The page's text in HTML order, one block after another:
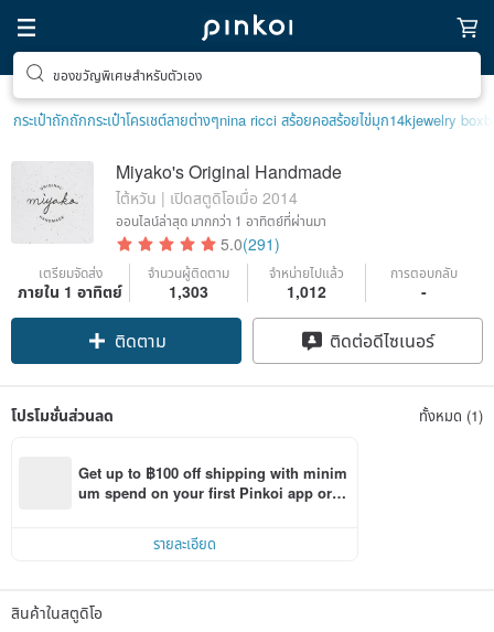
ของขวัญพิเศษสำหรับตัวเอง
กระเป๋าถักถักกระเป๋าโครเชต์ลายต่างๆnina ricci สร้อยคอสร้อยไข่มุก14kjewelry box
Miyako's Original Handmade
ไต้หวัน | เปิดสตูดิโอเมื่อ 2014
ออนไลน์ล่าสุด มากกว่า 1 อาทิตย์ที่ผ่านมา
5.0(291)
เตรียมจัดส่ง
ภายใน 1 อาทิตย์
จำนวนผู้ติดตาม
1,303
จำหน่ายไปแล้ว
1,012
การตอบกลับ
-
ติดตาม ติดต่อดีไซเนอร์
โปรโมชั่นส่วนลด ทั้งหมด (1)
Get up to ฿100 off shipping with minim
um spend on your first Pinkoi app orde
รายละเอียด
สินค้าในสตูดิโอ